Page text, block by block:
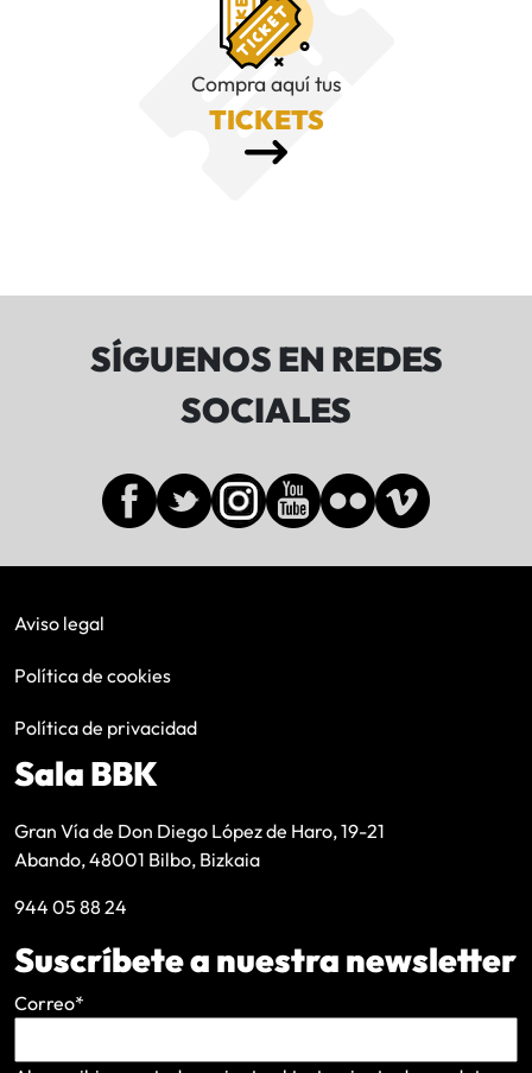
Compra aquí tus
TICKETS
SÍGUENOS EN REDES
SOCIALES
Aviso legal
Política de cookies
Política de privacidad
Sala BBK
Gran Vía de Don Diego López de Haro, 19-21
Abando, 48001 Bilbo, Bizkaia
944 05 88 24
Suscríbete a nuestra newsletter
Correo*